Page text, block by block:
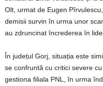
Olt, urmat de Eugen
demisii survin în urma unor
au zdruncinat încrederea în
În județul Gorj, situația este
se confruntă cu critici severe
gestiona filiala PNL, în urma